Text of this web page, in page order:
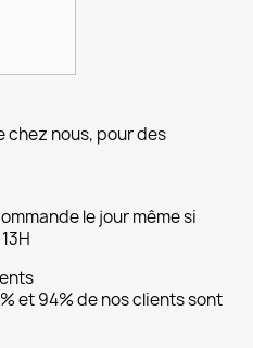
chez nous, pour des
le jour même si
et 94% de nos clients sont